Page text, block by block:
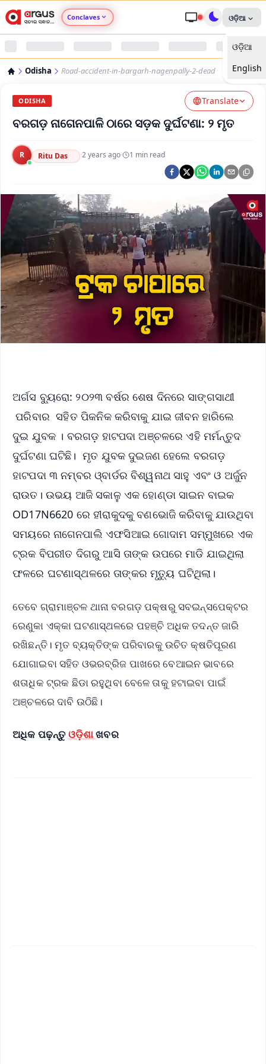
Conclaves
Argus Nari Shakti
Argus Swaad Odisha
Argus Chalo Dekhein Apna Desh
ଓଡ଼ିଆ
ଓଡ଼ିଆ
English
Odisha Road-accident-in-bargarh-nagenpally-2-dead
ODISHA Translate
ବରଗଡ଼ ନାଗେନପାଳି ଠାରେ ସଡ଼କ ଦୁର୍ଘଟଣା: ୨ ମୃତ
R Ritu Das ·2 years ago· 1 min read
ଅର୍ଗସ ବ୍ୟୁରୋ: ୨୦୨୩ ବର୍ଷର ଶେଷ ଦିନରେ ସାଙ୍ଗସାଥୀ
ପରିବାର ସହିତ ପିକନିକ କରିବାକୁ ଯାଇ ଜୀବନ ହାରିଲେ
ଦୁଇ ଯୁବକ । ବରଗଡ଼ ହାଟପଦା ଅଞ୍ଚଳରେ ଏହି ମର୍ମନ୍ତୁଦ
ଦୁର୍ଘଟଣା ଘଟିଛି। ମୃତ ଯୁବକ ଦୁଇଜଣ ହେଲେ ବରଗଡ଼
ହାଟପଦା ୩ ନମ୍ବର ଓ୍ବାର୍ଡର ବିଶ୍ୱନାଥ ସାହୁ ଏବଂ ଓ ଅର୍ଜୁନ
ରାଉତ। ଉଭୟ ଆଜି ସକାଳୁ ଏକ ହୋଣ୍ଡା ସାଇନ ବାଇକ
OD17N6620 ରେ ହୀରାକୁଦକୁ ବଣଭୋଜି କରିବାକୁ ଯାଉଥିବା
ସମୟରେ ନାଗେନପାଲି ଏଫସିଆଇ ଗୋଦାମ ସମ୍ମୁଖରେ ଏକ
ଟ୍ରକ ବିପରୀତ ଦିଗରୁ ଆସି ତାଙ୍କ ଉପରେ ମାଡି ଯାଇଥିଲା
ଫଳରେ ଘଟଣାସ୍ଥଳରେ ତାଙ୍କର ମୃତ୍ୟୁ ଘଟିଥିଲା।
ତେବେ ଗ୍ରାମାଞ୍ଚଳ ଥାନା ବରଗଡ଼ ପକ୍ଷରୁ ସବଇନ୍ସପେକ୍ଟର
ରେଣୁକା ଏକ୍କା ଘଟଣାସ୍ଥଳରେ ପହଞ୍ଚି ଅଧିକ ତଦନ୍ତ ଜାରି
ରଖିଛନ୍ତି। ମୃତ ବ୍ୟକ୍ତିଙ୍କ ପରିବାରକୁ ଉଚିତ କ୍ଷତିପୂରଣ
ଯୋଗାଇବା ସହିତ ଓଭରବ୍ରିଜ ପାଖରେ ବେଆଇନ ଭାବରେ
ଶତାଧିକ ଟ୍ରକ ଛିଡା ରହୁଥିବା ବେଳେ ତାକୁ ହଟାଇବା ପାଇଁ
ଅଞ୍ଚଳରେ ଦାବି ଉଠିଛି।
ଅଧିକ ପଢ଼ନ୍ତୁ ଓଡ଼ିଶାଖବର